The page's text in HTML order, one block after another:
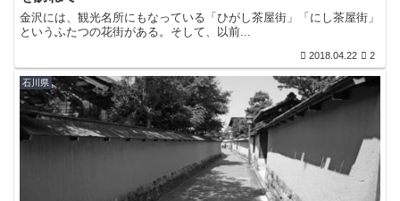
金沢には、観光名所にもなっている「ひがし茶屋街」「にし茶屋街」
というふたつの花街がある。そして、以前...
2018.04.22 2
石川県